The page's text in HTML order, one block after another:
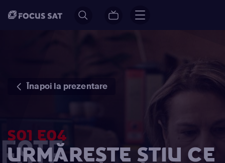
Înapoi la prezentare
S01 E04
URMĂREȘTE ȘTIU CE